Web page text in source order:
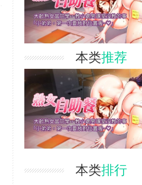
本类推荐
本类排行